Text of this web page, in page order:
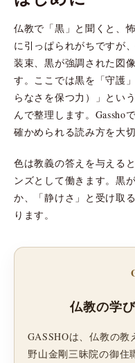
仏教で「黒」と聞くと、
に引っぱられがちですが
装束、黒が強調された図
す。ここでは黒を「守護
らなさを保つ力）」とい
んで整理します。Gassho
確かめられる読み方を大
色は教義の答えを与える
ンズとして働きます。黒
か、「静けさ」と受け取
ります。
仏教の学
GASSHOは、仏教の
野山金剛三昧院の御住